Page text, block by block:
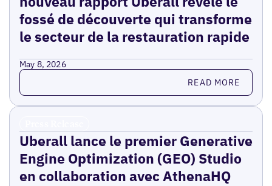
fossé de découverte qui transforme
le secteur de la restauration rapide
May 8, 2026
Read more READ MORE
Uberall lance le premier Generative
Engine Optimization (GEO) Studio
en collaboration avec AthenaHQ